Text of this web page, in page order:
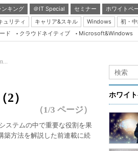
ンキング ＠IT Special セミナー
ホワイトペ
ュリティ キャリア&スキル Windows 初・
Server & Storage
Database Expert
Linux ＆ OSS
ド クラウドネイティブ Microsoft&Windows
）
（1/3 ページ）
ステムの中で重要な役割を果
築方法を解説した前連載に続
ホワイ